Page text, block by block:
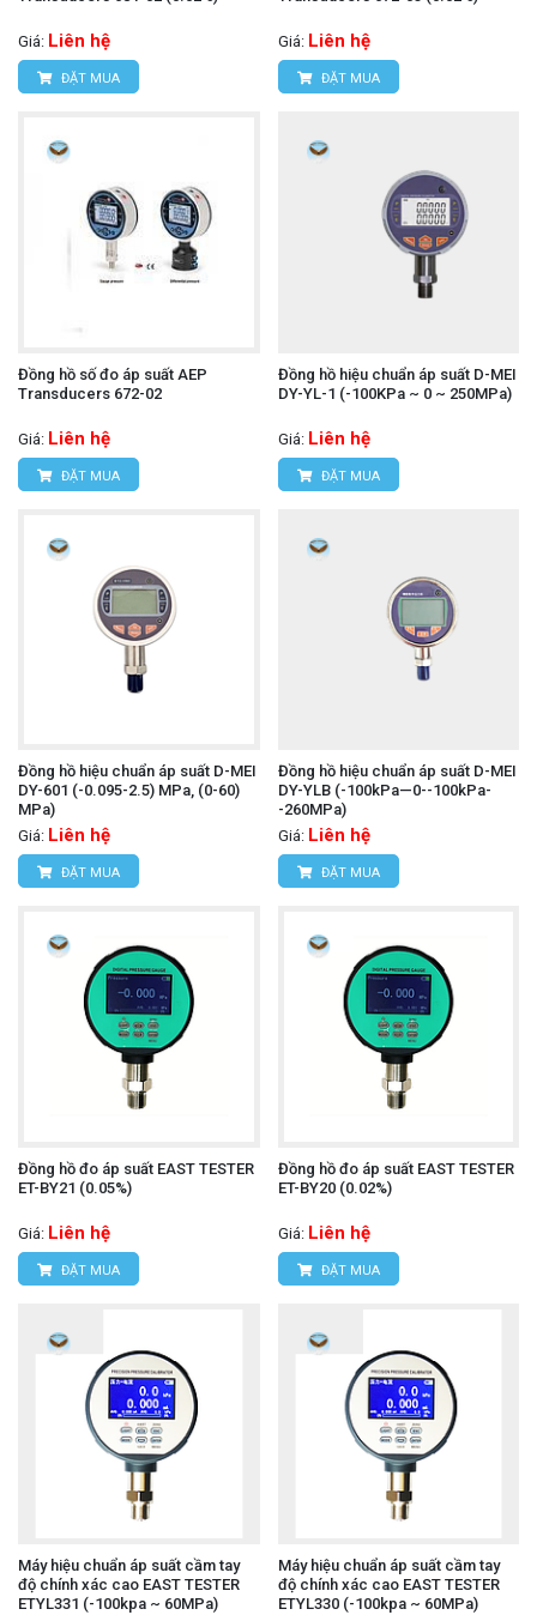
Giá: Liên hệ
ĐẶT MUA
Giá: Liên hệ
ĐẶT MUA
Đồng hồ số đo áp suất AEP
Transducers 672-02
Giá: Liên hệ
ĐẶT MUA
Đồng hồ hiệu chuẩn áp suất D-MEI
DY-YL-1 (-100KPa ~ 0 ~ 250MPa)
Giá: Liên hệ
ĐẶT MUA
Đồng hồ hiệu chuẩn áp suất D-MEI
DY-601 (-0.095-2.5) MPa, (0-60)
MPa)
Giá: Liên hệ
ĐẶT MUA
Đồng hồ hiệu chuẩn áp suất D-MEI
DY-YLB (-100kPa—0--100kPa-
-260MPa)
Giá: Liên hệ
ĐẶT MUA
Đồng hồ đo áp suất EAST TESTER
ET-BY21 (0.05%)
Giá: Liên hệ
ĐẶT MUA
Đồng hồ đo áp suất EAST TESTER
ET-BY20 (0.02%)
Giá: Liên hệ
ĐẶT MUA
Máy hiệu chuẩn áp suất cầm tay
độ chính xác cao EAST TESTER
ETYL331 (-100kpa ~ 60MPa)
Máy hiệu chuẩn áp suất cầm tay
độ chính xác cao EAST TESTER
ETYL330 (-100kpa ~ 60MPa)